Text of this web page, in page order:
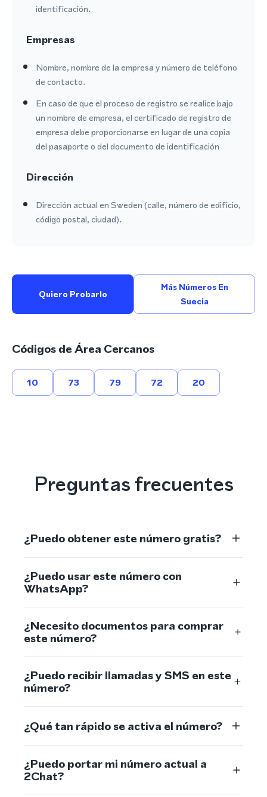
identificación.
Empresas
Nombre, nombre de la empresa y número de teléfono
de contacto.
En caso de que el proceso de registro se realice bajo
un nombre de empresa, el certificado de registro de
empresa debe proporcionarse en lugar de una copia
del pasaporte o del documento de identificación
Dirección
Dirección actual en Sweden (calle, número de edificio,
código postal, ciudad).
Quiero Probarlo
Más Números En
Suecia
Códigos de Área Cercanos
10 73 79 72 20
Preguntas frecuentes
¿Puedo obtener este número gratis?
¿Puedo usar este número con
WhatsApp?
¿Necesito documentos para comprar
este número?
¿Puedo recibir llamadas y SMS en este
número?
¿Qué tan rápido se activa el número?
¿Puedo portar mi número actual a
2Chat?